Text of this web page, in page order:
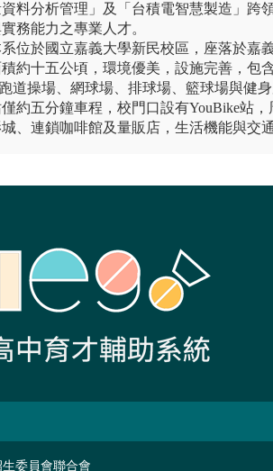
料分析管理」及「台積電智慧製造」跨
務能力之專業人才。
位於國立嘉義大學新民校區，座落於嘉
約十五公頃，環境優美，設施完善，包
道操場、網球場、排球場、籃球場與健
約五分鐘車程，校門口設有YouBike站，
、連鎖咖啡館及量販店，生活機能與交
委員會聯合會